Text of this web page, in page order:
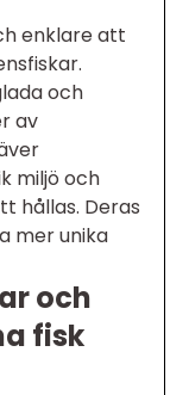
enklare att
och
av
miljö och
hållas. Deras
mer unika
och
fisk